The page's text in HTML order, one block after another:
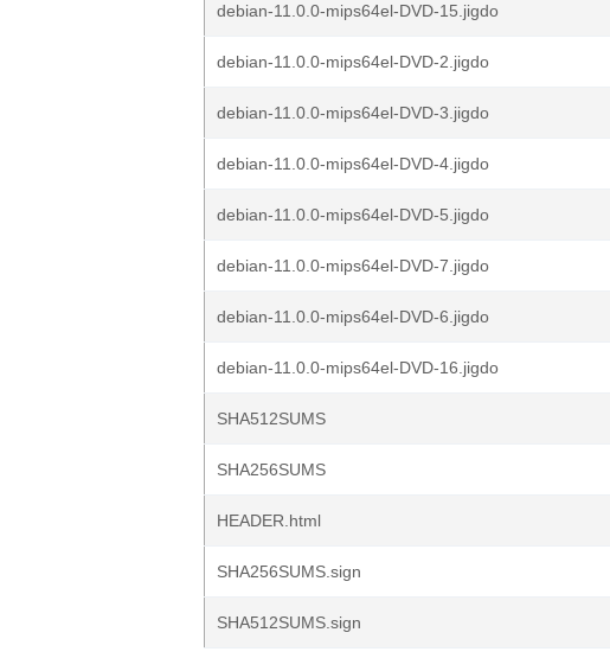
debian-11.0.0-mips64el-DVD-15.jigdo
debian-11.0.0-mips64el-DVD-2.jigdo
debian-11.0.0-mips64el-DVD-3.jigdo
debian-11.0.0-mips64el-DVD-4.jigdo
debian-11.0.0-mips64el-DVD-5.jigdo
debian-11.0.0-mips64el-DVD-7.jigdo
debian-11.0.0-mips64el-DVD-6.jigdo
debian-11.0.0-mips64el-DVD-16.jigdo
SHA512SUMS
SHA256SUMS
HEADER.html
SHA256SUMS.sign
SHA512SUMS.sign